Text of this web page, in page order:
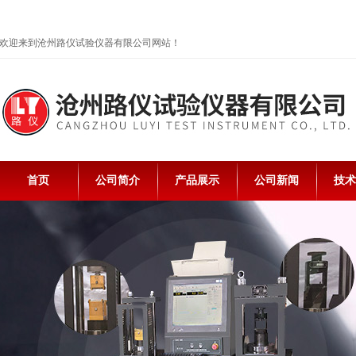
欢迎来到沧州路仪试验仪器有限公司网站！
首页 公司简介 产品展示 公司新闻 技